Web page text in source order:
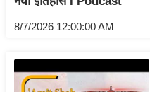
ट
P
8/7/2026 12:00:00 AM